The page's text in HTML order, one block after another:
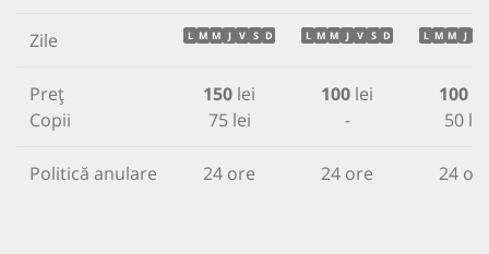
Zile L M M J V S D L M M J V S D L M M J
Preț
Copii
150 lei
75 lei
100 lei
-
100
50 lei
Politică anulare 24 ore 24 ore 24